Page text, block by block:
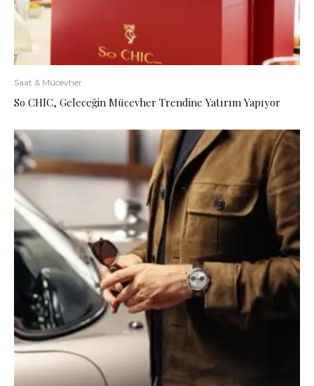
Saat & Mücevher
So CHIC, Geleceğin Mücevher Trendine Yatırım Yapıyor